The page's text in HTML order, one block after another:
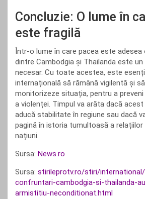
Concluzie: O lume în
este fragilă
Într-o lume în care pacea este adesea
dintre Cambodgia și Thailanda este
necesar. Cu toate acestea, este
internațională să rămână vigilentă și
monitorizeze situația, pentru a
a violenței. Timpul va arăta dacă
aducă stabilitate în regiune sau dacă
pagină în istoria tumultoasă a
națiuni.
Sursa: News.ro
Sursa: stirileprotv.ro/stiri/
confruntari-cambodgia-si-thailanda-
armistitiu-neconditionat.html